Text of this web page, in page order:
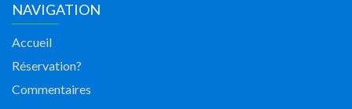
NAVIGATION
Accueil
Réservation?
Commentaires